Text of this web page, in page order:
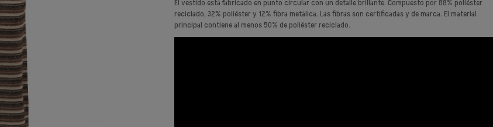
El vestido está fabricado en punto circular con un detalle brillante. Compuesto por 88% poliéster
reciclado, 32% poliéster y 12% fibra metálica. Las fibras son certificadas y de marca. El material
principal contiene al menos 50% de poliéster reciclado.